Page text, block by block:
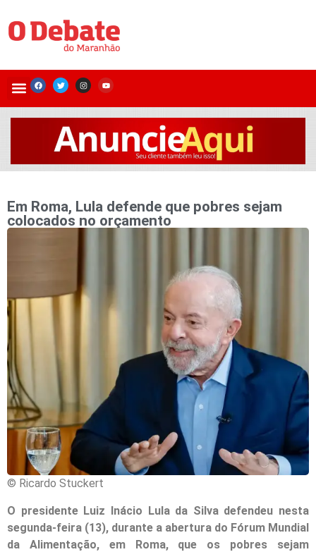
Em Roma, Lula defende que pobres sejam
colocados no orçamento
© Ricardo Stuckert
O presidente Luiz Inácio Lula da Silva defendeu nesta
segunda-feira (13), durante a abertura do Fórum Mundial
da Alimentação, em Roma, que os pobres sejam